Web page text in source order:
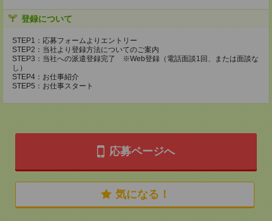
登録について
STEP1：応募フォームよりエントリー
STEP2：当社より登録方法についてのご案内
STEP3：当社への派遣登録完了 ※Web登録（電話面談1回、または面談な
し）
STEP4：お仕事紹介
STEP5：お仕事スタート
応募ページへ
気になる！